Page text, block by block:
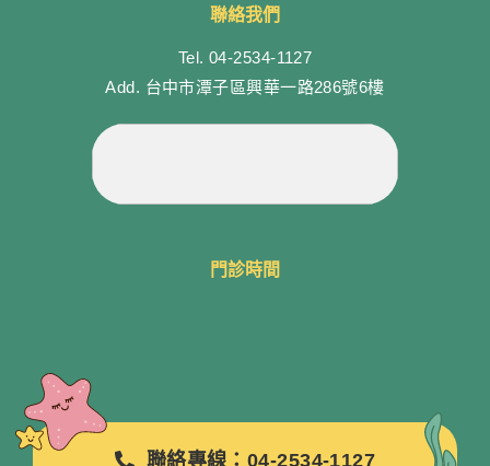
聯絡我們
Tel. 04-2534-1127
Add. 台中市潭子區興華一路286號6樓
門診時間
聯絡專線：04-2534-1127